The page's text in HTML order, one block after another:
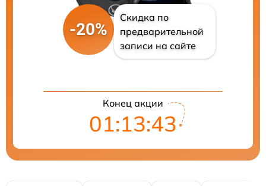
-20%
Скидка по
предварительной
записи на сайте
Конец акции
01:13:42